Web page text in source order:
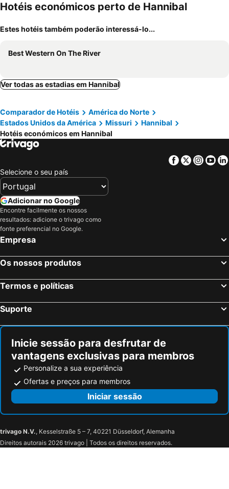
Hotéis económicos perto de Hannibal
Estes hotéis também poderão interessá-lo...
Best Western On The River
Ver todas as estadias em Hannibal
Comparador de Hotéis
América do Norte
Estados Unidos da América
Missuri
Hannibal
Hotéis económicos em Hannibal
Facebook
Twitter
Selecione o seu país
Adicionar no Google
Encontre facilmente os nossos
resultados: adicione o trivago como
fonte preferencial no Google.
Empresa
Os nossos produtos
Termos e políticas
Suporte
Inicie sessão para desfrutar de
vantagens exclusivas para membros
Personalize a sua experiência
Ofertas e preços para membros
Iniciar sessão
trivago N.V., Kesselstraße 5 – 7, 40221 Düsseldorf, Alemanha
Direitos autorais 2026 trivago | Todos os direitos reservados.